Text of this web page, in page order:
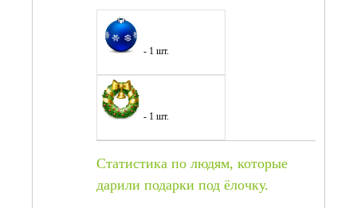
- 1 шт.
- 1 шт.
Cтатистика по людям, которые
дарили подарки под ёлочку.